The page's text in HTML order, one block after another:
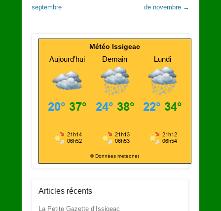
septembre
de novembre →
Météo Issigeac
© Données meteonet
Articles récents
La Petite Gazette d’Issigeac